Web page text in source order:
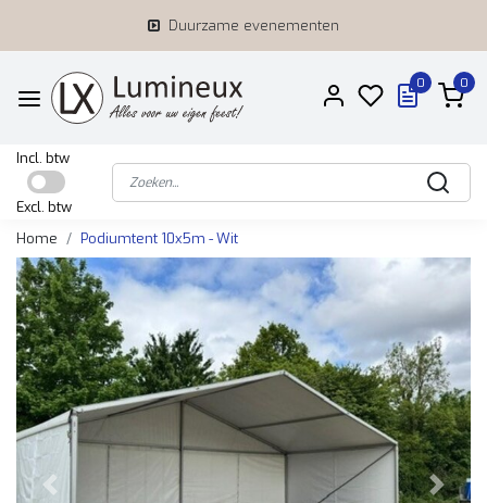
Duurzame evenementen
0 0
Incl. btw
Excl. btw
Home
Podiumtent 10x5m - Wit
Vorige